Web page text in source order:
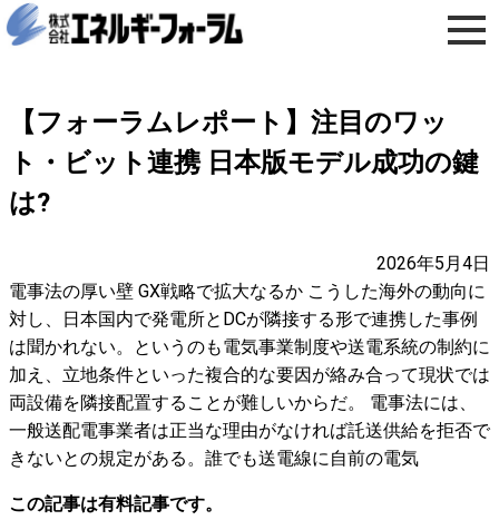
【フォーラムレポート】注目のワッ
ト・ビット連携 日本版モデル成功の鍵
は?
2026年5月4日
電事法の厚い壁 GX戦略で拡大なるか こうした海外の動向に
対し、日本国内で発電所とDCが隣接する形で連携した事例
は聞かれない。というのも電気事業制度や送電系統の制約に
加え、立地条件といった複合的な要因が絡み合って現状では
両設備を隣接配置することが難しいからだ。 電事法には、
一般送配電事業者は正当な理由がなければ託送供給を拒否で
きないとの規定がある。誰でも送電線に自前の電気
この記事は有料記事です。